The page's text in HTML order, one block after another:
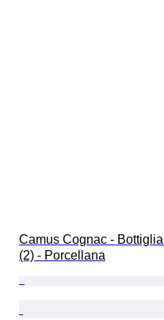
Camus Cognac - Bottiglia
(2) - Porcellana